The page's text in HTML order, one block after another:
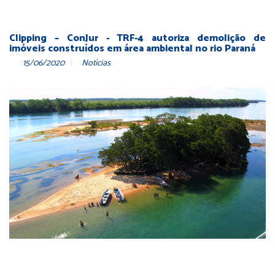
Clipping – ConJur - TRF-4 autoriza demolição de
imóveis construídos em área ambiental no rio Paraná
15/06/2020 Notícias